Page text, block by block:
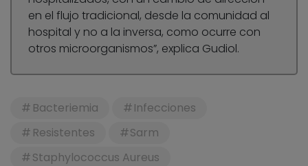
en el flujo tradicional, desde la comunidad al
hospital y no a la inversa, como ocurre con
otros microorganismos”, explica Gudiol.
Bacteriemia
Infecciones
Resistentes
Sarm
Staphylococcus Aureus